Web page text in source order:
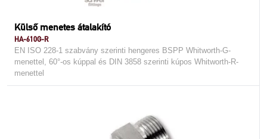
Külső menetes átalakító
HA-610G-R
EN ISO 228-1 szabvány szerinti hengeres BSPP Whitworth-G-
menettel, 60°-os kúppal és DIN 3858 szerinti kúpos Whitworth-R-
menettel